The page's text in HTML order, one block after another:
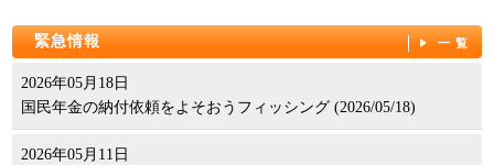
緊急情報 一覧
2026年05月18日
国民年金の納付依頼をよそおうフィッシング (2026/05/18)
2026年05月11日